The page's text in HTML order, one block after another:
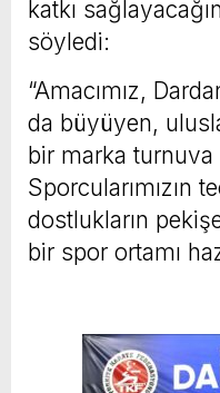
katkı
söyledi:
“Amacımız,
da büyüyen,
bir marka
Sporcularımızın
dostlukların
bir spor ortamı